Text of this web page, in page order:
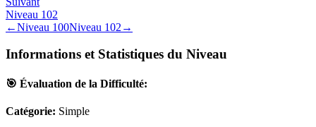
Niveau 102
←Niveau 100Niveau 102 →
Informations et Statistiques du Niveau
🎯 Évaluation de la Difficulté:
Catégorie: Simple